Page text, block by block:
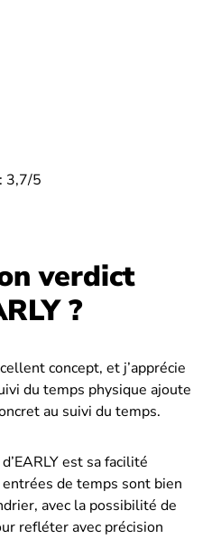
3,7/5
verdict
?
concept, et j’apprécie
du temps physique ajoute
au suivi du temps.
est sa facilité
de temps sont bien
avec la possibilité de
refléter avec précision